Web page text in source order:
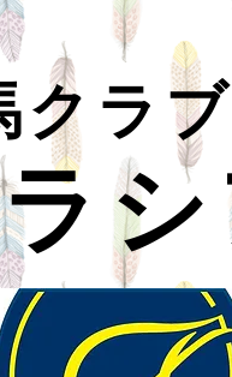
クラブ